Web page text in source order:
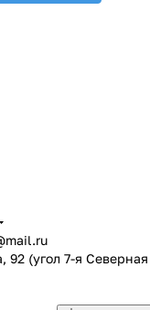
92 (угол 7-я